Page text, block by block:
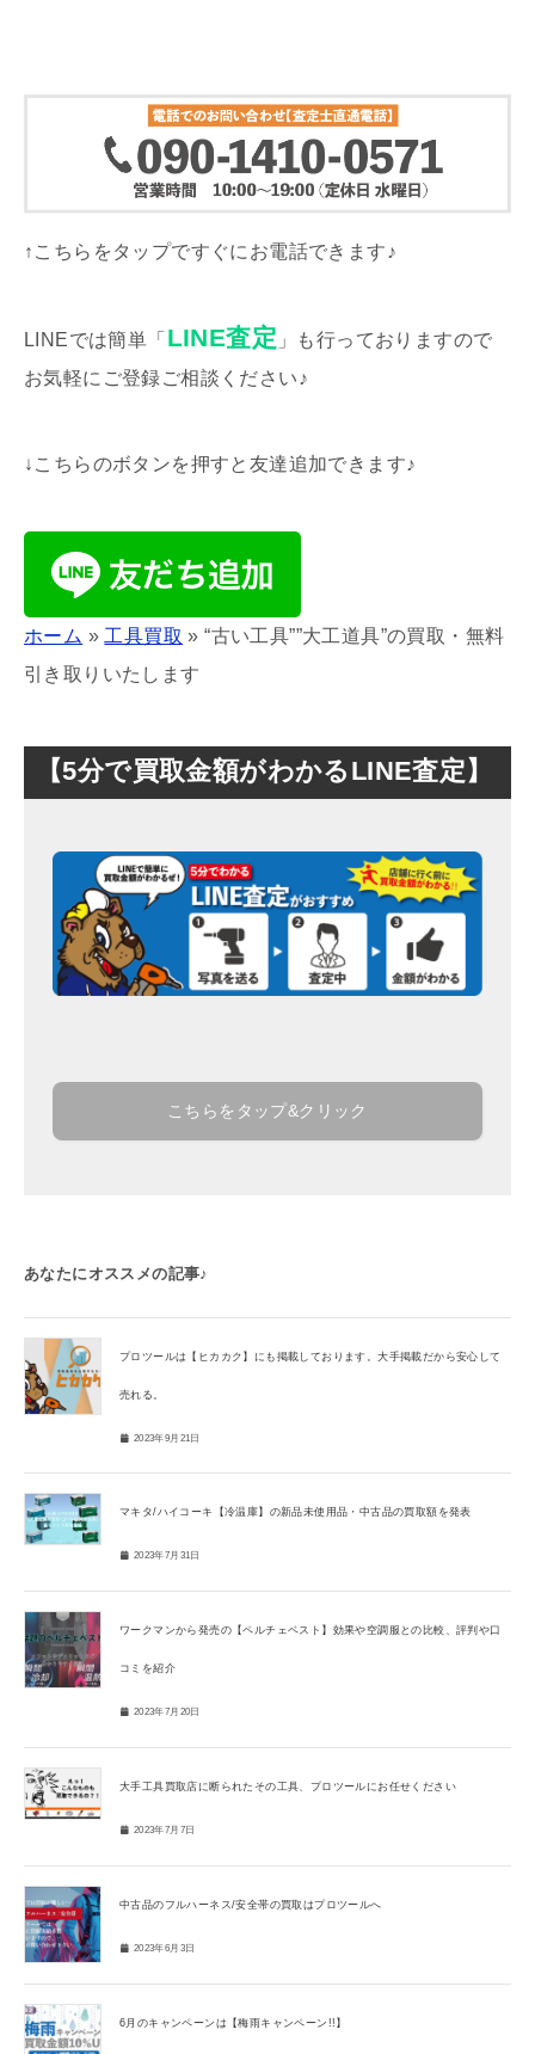
↑こちらをタップですぐにお電話できます♪
LINEでは簡単「 LINE査定 」も行っておりますので
お気軽にご登録ご相談ください♪
↓こちらのボタンを押すと友達追加できます♪
ホーム » 工具買取 » “古い工具””大工道具”の買取・無料
引き取りいたします
【5分で買取金額がわかるLINE査定】
こちらをタップ&クリック
あなたにオススメの記事♪
プロツールは【ヒカカク】にも掲載しております。大手掲載だから安心して
売れる。
2023年9月21日
マキタ/ハイコーキ【冷温庫】の新品未使用品・中古品の買取額を発表
2023年7月31日
ワークマンから発売の【ペルチェベスト】効果や空調服との比較、評判や口
コミを紹介
2023年7月20日
大手工具買取店に断られたその工具、プロツールにお任せください
2023年7月7日
中古品のフルハーネス/安全帯の買取はプロツールへ
2023年6月3日
6月のキャンペーンは【梅雨キャンペーン!!】